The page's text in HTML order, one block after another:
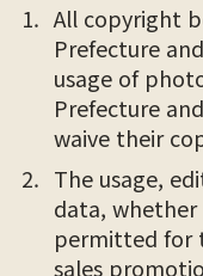
All copyright
Prefecture
usage of
Prefecture
waive their
The usage,
data, whether
permitted for
sales